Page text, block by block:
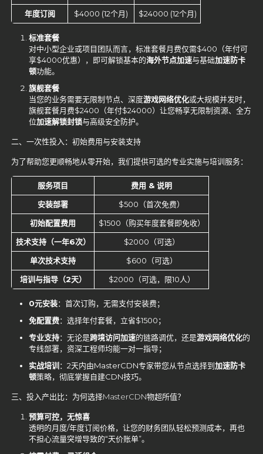
年度订阅
$4000 (12个月) $24000 (12个月)
标准套餐
对中小型企业或项目团队而言，标准套餐月费仅需$400（年付可
享$4000优惠），即可解锁基本的海外节点加速与基础加速防卡
顿功能。
旗舰套餐
当您的业务需要无限制节点、深度游戏网络优化或大规模并发时，
旗舰套餐月费$2400（年付$24000）让您畅享无限制资源、全方
位加速解锁封锁与高级安全防护。
二、一次性投入：初始费用与安装支持
为了帮助您更顺畅地从零开始，我们提供可选的专业实施与培训服务：
服务项目 费用 &说明
安装部署
$500（首次免费）
初始配置费用
$1500（购买年度套餐即免收）
技术支持（一年6次）
$2000（可选）
单次技术支持
$600（可选）
培训与指导（2天） $2000（可选，限10人）
0元安装：首次订购，无需支付安装费；
免配置费：选择年付套餐，立省$1500；
专业支持：无论是跨境访问加速的链路调优，还是游戏网络优化的
专线部署，资深工程师均能一对一指导；
实战培训 ：2天内由MasterCDN专家带您从节点选择到加速防卡
顿策略，彻底掌握自建CDN技巧。
三、投入产出比：为何选择MasterCDN物超所值？
预算可控，无惊喜
透明的月度/年度订阅价格，让您的财务团队轻松预测成本，再也
不担心流量突增导致的“天价账单”。